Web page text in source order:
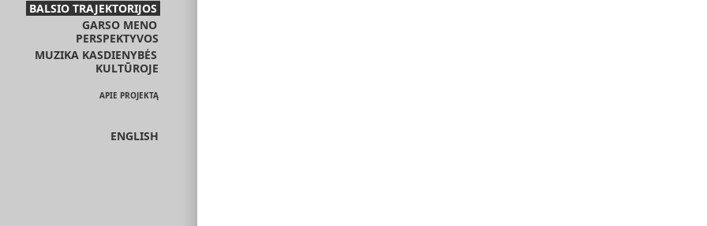
BALSIO TRAJEKTORIJOS
GARSO MENO
PERSPEKTYVOS
MUZIKA KASDIENYBĖS
KULTŪROJE
APIE PROJEKTĄ
ENGLISH